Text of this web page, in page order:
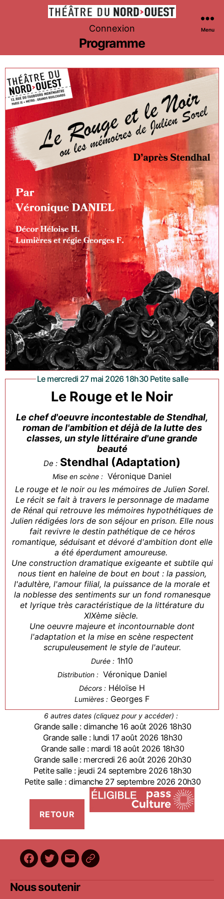
Théâtre
du
Nord-
Ouest
Connexion Menu
Programme
Le mercredi 27 mai 2026 18h30 Petite salle
Le Rouge et le Noir
Le chef d'oeuvre incontestable de Stendhal,
roman de l'ambition et déjà de la lutte des
classes, un style littéraire d'une grande
beauté
De : Stendhal (Adaptation)
Mise en scène : Véronique Daniel
Le rouge et le noir ou les mémoires de Julien Sorel.
Le récit se fait à travers le personnage de madame
de Rénal qui retrouve les mémoires hypothétiques de
Julien rédigées lors de son séjour en prison. Elle nous
fait revivre le destin pathétique de ce héros
romantique, séduisant et dévoré d'ambition dont elle
a été éperdument amoureuse.
Une construction dramatique exigeante et subtile qui
nous tient en haleine de bout en bout : la passion,
l'adultère, l'amour filial, la puissance de la morale et
la noblesse des sentiments sur un fond romanesque
et lyrique très caractéristique de la littérature du
XIXème siècle.
Une oeuvre majeure et incontournable dont
l'adaptation et la mise en scène respectent
scrupuleusement le style de l'auteur.
Durée : 1h10
Distribution : Véronique Daniel
Décors : Héloïse H
Lumières : Georges F
6 autres dates (cliquez pour y accéder) :
Grande salle : dimanche 16 août 2026 18h30
Grande salle : lundi 17 août 2026 18h30
Grande salle : mardi 18 août 2026 18h30
Grande salle : mercredi 26 août 2026 20h30
Petite salle : jeudi 24 septembre 2026 18h30
Petite salle : dimanche 27 septembre 2026 20h30
Facebook
Twitter
E-
mail
BilletReduc
Nous soutenir